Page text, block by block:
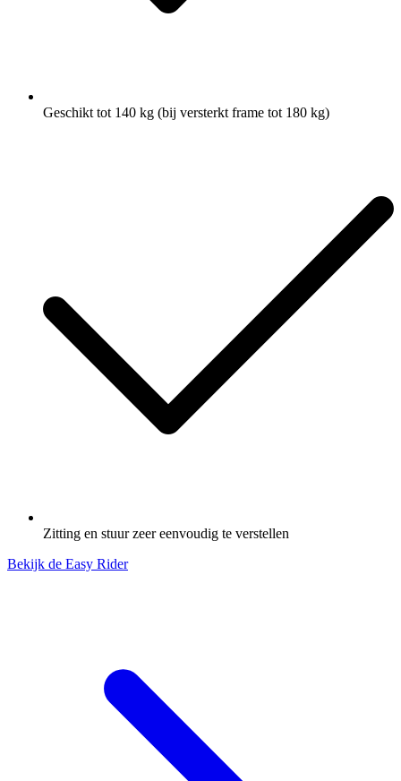
Geschikt tot 140 kg (bij versterkt frame tot 180 kg)
Zitting en stuur zeer eenvoudig te verstellen
Bekijk de Easy Rider